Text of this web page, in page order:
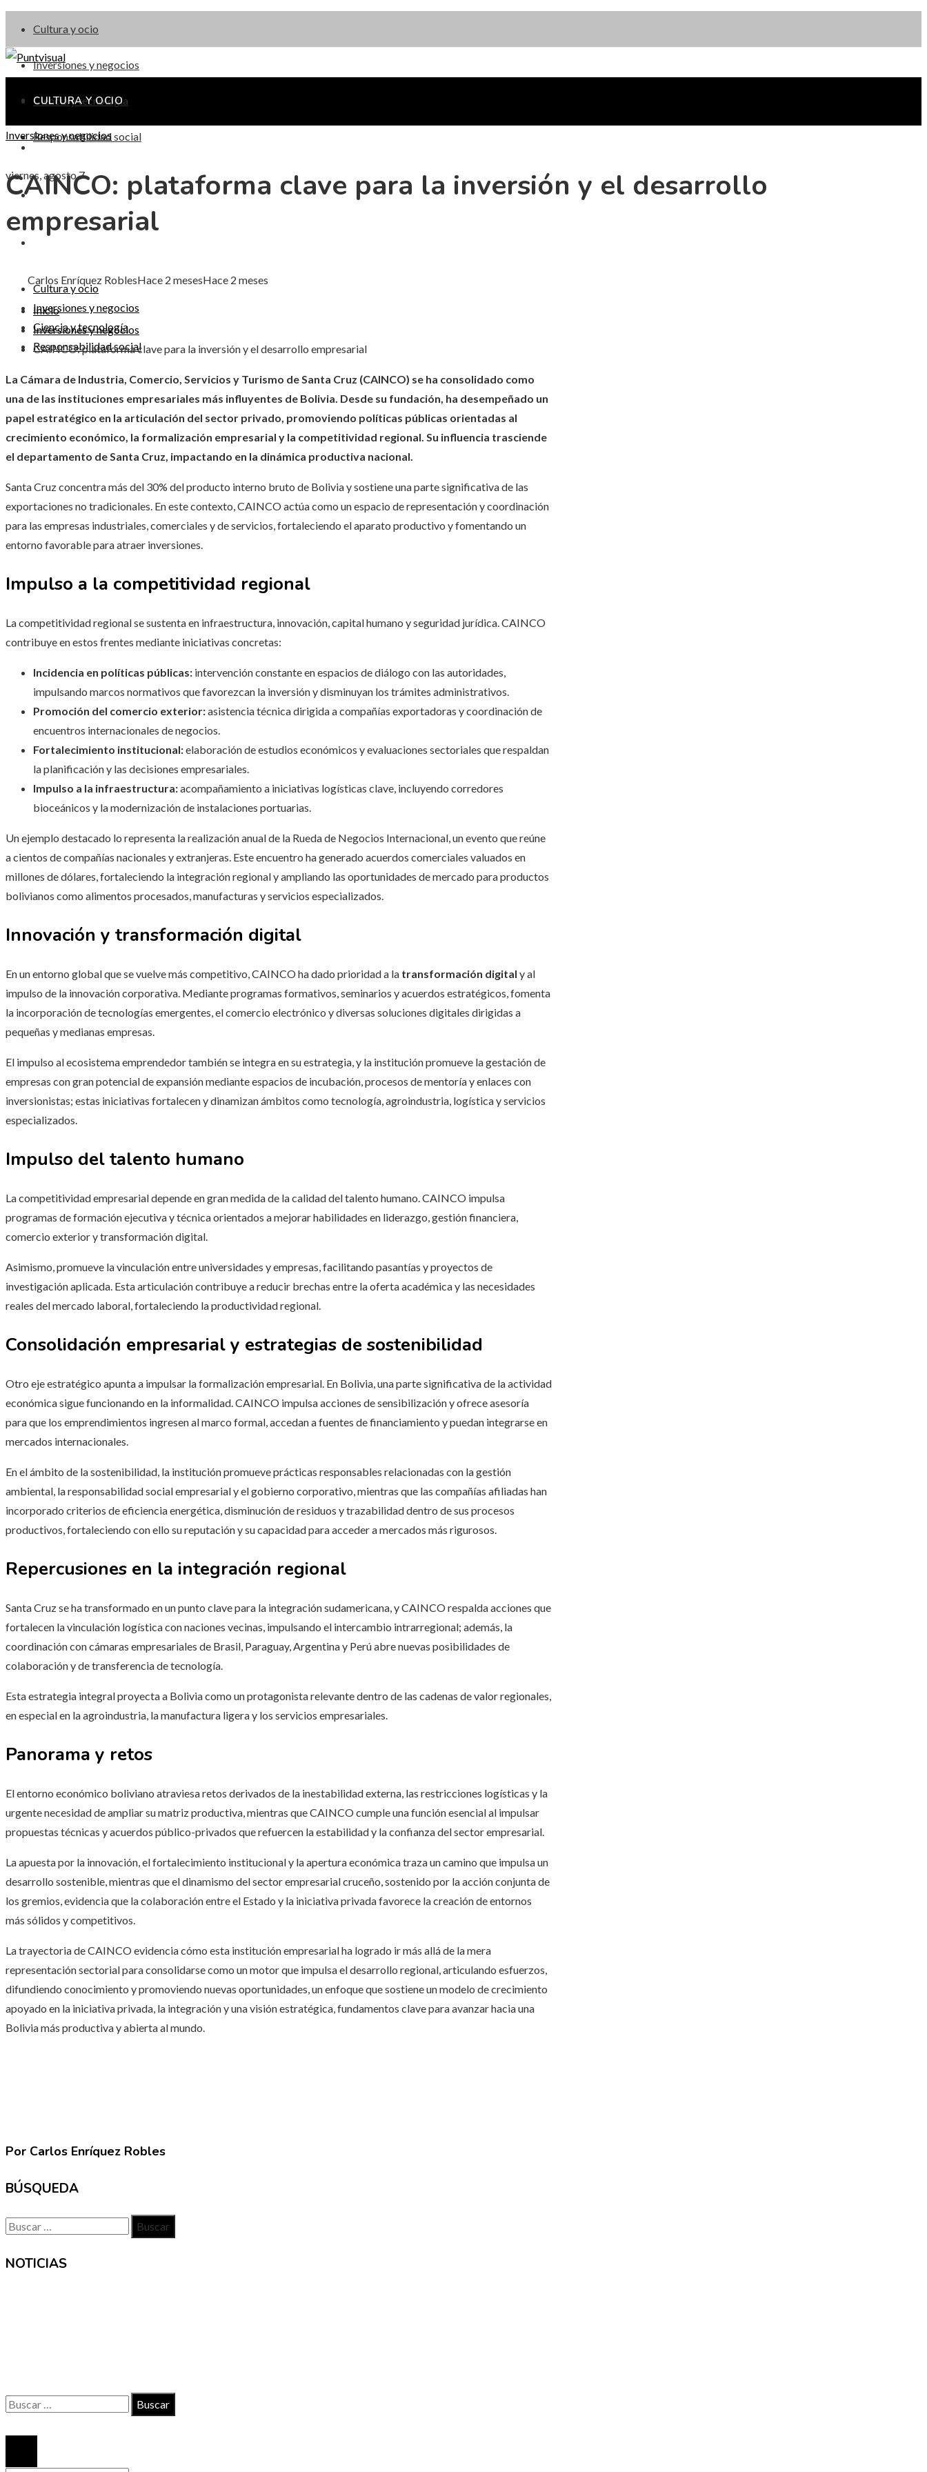
Cultura y ocio
Inversiones y negocios
Ciencia y tecnología
Responsabilidad social
viernes, agosto 7
CULTURA Y OCIO
CIENCIA Y TECNOLOGÍA
Cultura y ocio
Inversiones y negocios
Ciencia y tecnología
Responsabilidad social
Inversiones y negocios
CAINCO: plataforma clave para la inversión y el desarrollo
empresarial
Carlos Enríquez RoblesHace 2 mesesHace 2 meses
Inicio
Inversiones y negocios
CAINCO: plataforma clave para la inversión y el desarrollo empresarial
La Cámara de Industria, Comercio, Servicios y Turismo de Santa Cruz (CAINCO) se ha consolidado como
una de las instituciones empresariales más influyentes de Bolivia. Desde su fundación, ha desempeñado un
papel estratégico en la articulación del sector privado, promoviendo políticas públicas orientadas al
crecimiento económico, la formalización empresarial y la competitividad regional. Su influencia trasciende
el departamento de Santa Cruz, impactando en la dinámica productiva nacional.
Santa Cruz concentra más del 30% del producto interno bruto de Bolivia y sostiene una parte significativa de las
exportaciones no tradicionales. En este contexto, CAINCO actúa como un espacio de representación y coordinación
para las empresas industriales, comerciales y de servicios, fortaleciendo el aparato productivo y fomentando un
entorno favorable para atraer inversiones.
Impulso a la competitividad regional
La competitividad regional se sustenta en infraestructura, innovación, capital humano y seguridad jurídica. CAINCO
contribuye en estos frentes mediante iniciativas concretas:
Incidencia en políticas públicas: intervención constante en espacios de diálogo con las autoridades,
impulsando marcos normativos que favorezcan la inversión y disminuyan los trámites administrativos.
Promoción del comercio exterior:asistencia técnica dirigida a compañías exportadoras y coordinación de
encuentros internacionales de negocios.
Fortalecimiento institucional:elaboración de estudios económicos y evaluaciones sectoriales que respaldan
la planificación y las decisiones empresariales.
Impulso a la infraestructura:acompañamiento a iniciativas logísticas clave, incluyendo corredores
bioceánicos y la modernización de instalaciones portuarias.
Un ejemplo destacado lo representa la realización anual de la Rueda de Negocios Internacional, un evento que reúne
a cientos de compañías nacionales y extranjeras. Este encuentro ha generado acuerdos comerciales valuados en
millones de dólares, fortaleciendo la integración regional y ampliando las oportunidades de mercado para productos
bolivianos como alimentos procesados, manufacturas y servicios especializados.
Innovación y transformación digital
En un entorno global que se vuelve más competitivo, CAINCO ha dado prioridad a la transformación digital y al
impulso de la innovación corporativa. Mediante programas formativos, seminarios y acuerdos estratégicos, fomenta
la incorporación de tecnologías emergentes, el comercio electrónico y diversas soluciones digitales dirigidas a
pequeñas y medianas empresas.
El impulso al ecosistema emprendedor también se integra en su estrategia, y la institución promueve la gestación de
empresas con gran potencial de expansión mediante espacios de incubación, procesos de mentoría y enlaces con
inversionistas; estas iniciativas fortalecen y dinamizan ámbitos como tecnología, agroindustria, logística y servicios
especializados.
Impulso del talento humano
La competitividad empresarial depende en gran medida de la calidad del talento humano. CAINCO impulsa
programas de formación ejecutiva y técnica orientados a mejorar habilidades en liderazgo, gestión financiera,
comercio exterior y transformación digital.
Asimismo, promueve la vinculación entre universidades y empresas, facilitando pasantías y proyectos de
investigación aplicada. Esta articulación contribuye a reducir brechas entre la oferta académica y las necesidades
reales del mercado laboral, fortaleciendo la productividad regional.
Consolidación empresarial y estrategias de sostenibilidad
Otro eje estratégico apunta a impulsar la formalización empresarial. En Bolivia, una parte significativa de la actividad
económica sigue funcionando en la informalidad. CAINCO impulsa acciones de sensibilización y ofrece asesoría
para que los emprendimientos ingresen al marco formal, accedan a fuentes de financiamiento y puedan integrarse en
mercados internacionales.
En el ámbito de la sostenibilidad, la institución promueve prácticas responsables relacionadas con la gestión
ambiental, la responsabilidad social empresarial y el gobierno corporativo, mientras que las compañías afiliadas han
incorporado criterios de eficiencia energética, disminución de residuos y trazabilidad dentro de sus procesos
productivos, fortaleciendo con ello su reputación y su capacidad para acceder a mercados más rigurosos.
Repercusiones en la integración regional
Santa Cruz se ha transformado en un punto clave para la integración sudamericana, y CAINCO respalda acciones que
fortalecen la vinculación logística con naciones vecinas, impulsando el intercambio intrarregional; además, la
coordinación con cámaras empresariales de Brasil, Paraguay, Argentina y Perú abre nuevas posibilidades de
colaboración y de transferencia de tecnología.
Esta estrategia integral proyecta a Bolivia como un protagonista relevante dentro de las cadenas de valor regionales,
en especial en la agroindustria, la manufactura ligera y los servicios empresariales.
Panorama y retos
El entorno económico boliviano atraviesa retos derivados de la inestabilidad externa, las restricciones logísticas y la
urgente necesidad de ampliar su matriz productiva, mientras que CAINCO cumple una función esencial al impulsar
propuestas técnicas y acuerdos público-privados que refuercen la estabilidad y la confianza del sector empresarial.
La apuesta por la innovación, el fortalecimiento institucional y la apertura económica traza un camino que impulsa un
desarrollo sostenible, mientras que el dinamismo del sector empresarial cruceño, sostenido por la acción conjunta de
los gremios, evidencia que la colaboración entre el Estado y la iniciativa privada favorece la creación de entornos
más sólidos y competitivos.
La trayectoria de CAINCO evidencia cómo esta institución empresarial ha logrado ir más allá de la mera
representación sectorial para consolidarse como un motor que impulsa el desarrollo regional, articulando esfuerzos,
difundiendo conocimiento y promoviendo nuevas oportunidades, un enfoque que sostiene un modelo de crecimiento
apoyado en la iniciativa privada, la integración y una visión estratégica, fundamentos clave para avanzar hacia una
Bolivia más productiva y abierta al mundo.
Por Carlos Enríquez Robles
BÚSQUEDA
Buscar:
NOTICIAS
Buscar: